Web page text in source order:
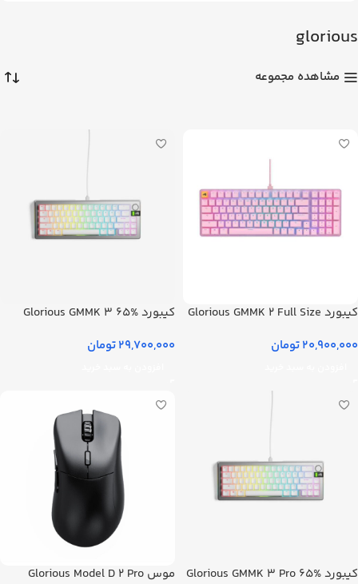
glorious
مشاهده مجموعه
کیبورد Glorious GMMK 2 Full Size
20,900,000تومان
کیبورد Glorious GMMK 3 65%
29,700,000تومان
کیبورد Glorious GMMK 3 Pro 65%
موس Glorious Model D 2 Pro